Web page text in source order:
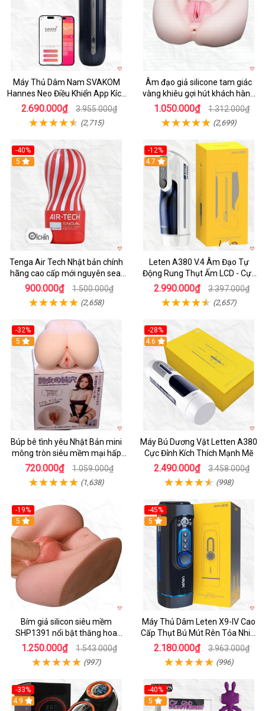
Máy Thủ Dâm Nam SVAKOM
Hannes Neo Điều Khiển App Kích
Thích
2.690.000₫ 3.955.000₫
(2,715)
Âm đạo giả silicone tam giác
vàng khiêu gợi hút khách hàng
nam
1.050.000₫ 1.312.000₫
(2,699)
-40%
Hot
5
Tenga Air Tech Nhật bản chính
hãng cao cấp mới nguyên seal
giá tốt
900.000₫ 1.500.000₫
(2,658)
-12%
Hot
4.7
Leten A380 V.4 Âm Đạo Tự
Động Rung Thụt Ấm LCD - Cực
Phê
2.990.000₫ 3.397.000₫
(2,657)
-32%
Hot
5
Búp bê tình yêu Nhật Bản mini
mông tròn siêu mềm mại hấp
dẫn
720.000₫ 1.059.000₫
(1,638)
-28%
Hot
4.6
Máy Bú Dương Vật Letten A380
Cực Đỉnh Kích Thích Mạnh Mẽ
2.490.000₫ 3.458.000₫
(998)
-19%
Hot
5
Bím giả silicon siêu mềm
SHP1391 nổi bật thăng hoa
hoàn hảo
1.250.000₫ 1.543.000₫
(997)
-45%
Hot
5
Máy Thủ Dâm Leten X9-IV Cao
Cấp Thụt Bú Mút Rên Tỏa Nhiệt
Sạc Pin
2.180.000₫ 3.963.000₫
(996)
-33%
Hot
4.9
-40%
5